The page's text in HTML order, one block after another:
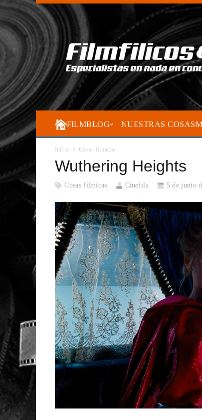
FILMBLOG NUESTRAS COSAS
Inicio Cosas fílmicas
Wuthering Heights
Cosas fílmicas Cinefila 5 de junio